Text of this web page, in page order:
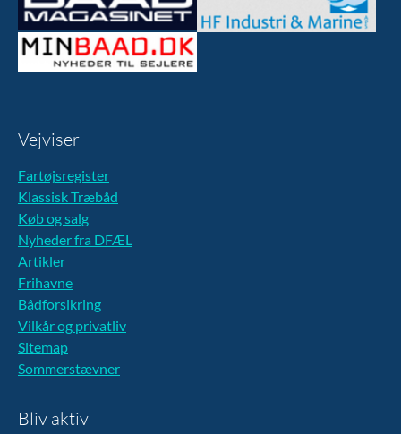
Vejviser
Fartøjsregister
Klassisk Træbåd
Køb og salg
Nyheder fra DFÆL
Artikler
Frihavne
Bådforsikring
Vilkår og privatliv
Sitemap
Sommerstævner
Bliv aktiv